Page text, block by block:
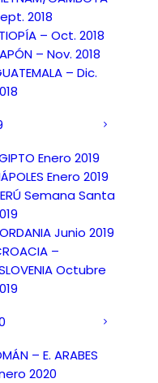
2018
– Oct. 2018
– Nov. 2018
– Dic.
Enero 2019
Enero 2019
Semana Santa
Junio 2019
–
Octubre
– E. ARABES
2020